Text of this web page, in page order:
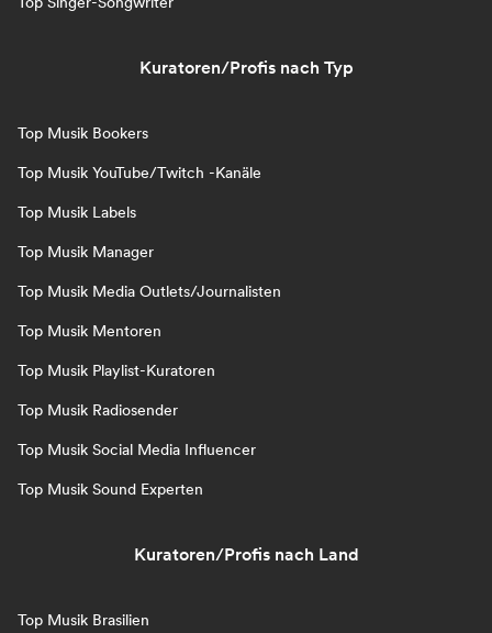
Kuratoren/Profis nach Typ
Top Musik Bookers
Top Musik YouTube/Twitch -Kanäle
Top Musik Labels
Top Musik Manager
Top Musik Media Outlets/Journalisten
Top Musik Mentoren
Top Musik Playlist-Kuratoren
Top Musik Radiosender
Top Musik Social Media Influencer
Top Musik Sound Experten
Kuratoren/Profis nach Land
Top Musik Brasilien